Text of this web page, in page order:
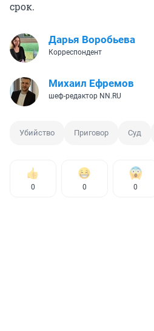
срок.
Дарья Воробьева
Корреспондент
Михаил Ефремов
шеф-редактор NN.RU
Убийство Приговор Суд
0 0 0